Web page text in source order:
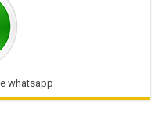
whatsapp